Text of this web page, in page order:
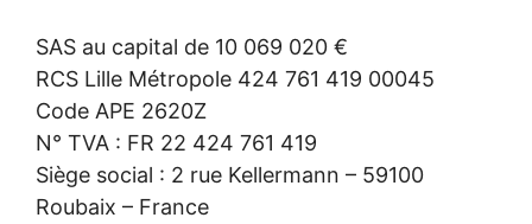
SAS au capital de 10 069 020 €
RCS Lille Métropole 424 761 419 00045
Code APE 2620Z
N° TVA : FR 22 424 761 419
Siège social : 2 rue Kellermann – 59100
Roubaix – France